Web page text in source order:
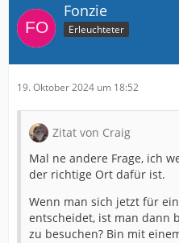
Fonzie
Erleuchteter
19. Oktober 2024 um 18:52
Zitat von Craig
Mal ne andere Frage, ich
der richtige Ort dafür ist.
Wenn man sich jetzt für
entscheidet, ist man dann
zu besuchen? Bin mit